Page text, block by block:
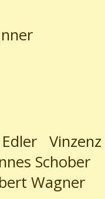
Schober
Wagner